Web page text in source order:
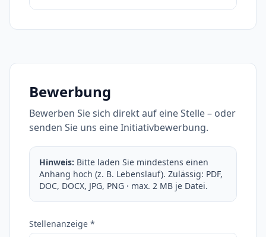
Bewerbung
Bewerben Sie sich direkt auf eine Stelle – oder
senden Sie uns eine Initiativbewerbung.
Hinweis: Bitte laden Sie mindestens einen
Anhang hoch (z. B. Lebenslauf). Zulässig: PDF,
DOC, DOCX, JPG, PNG · max. 2 MB je Datei.
Stellenanzeige *